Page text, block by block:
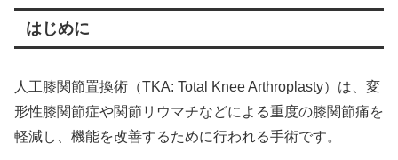
はじめに
人工膝関節置換術（TKA: Total Knee Arthroplasty）は、変
形性膝関節症や関節リウマチなどによる重度の膝関節痛を
軽減し、機能を改善するために行われる手術です。